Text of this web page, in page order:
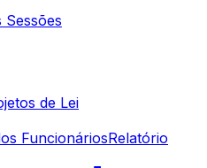
Sessões
de Lei
FuncionáriosRelatório